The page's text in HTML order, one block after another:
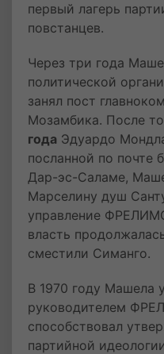
первый лагерь
повстанцев.
Через три года
политической
занял пост
Мозамбика. После
года Эдуардо
посланной по почте
Дар-эс-Саламе,
Марселину душ
управление
власть
сместили Симанго.
В 1970 году Машела
руководителем
способствовал
партийной